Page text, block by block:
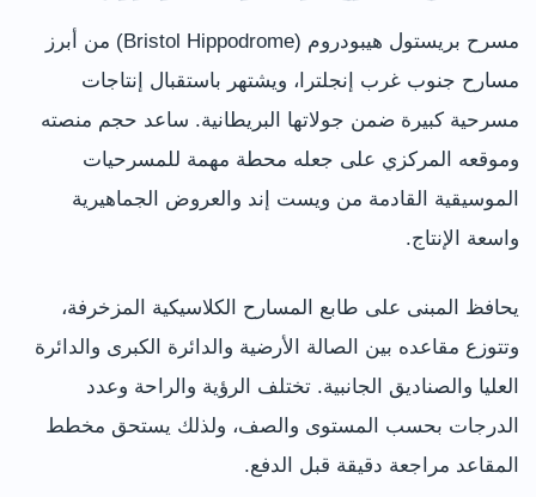
مسرح بريستول هيبودروم (Bristol Hippodrome) من أبرز
مسارح جنوب غرب إنجلترا، ويشتهر باستقبال إنتاجات
مسرحية كبيرة ضمن جولاتها البريطانية. ساعد حجم منصته
وموقعه المركزي على جعله محطة مهمة للمسرحيات
الموسيقية القادمة من ويست إند والعروض الجماهيرية
واسعة الإنتاج.
يحافظ المبنى على طابع المسارح الكلاسيكية المزخرفة،
وتتوزع مقاعده بين الصالة الأرضية والدائرة الكبرى والدائرة
العليا والصناديق الجانبية. تختلف الرؤية والراحة وعدد
الدرجات بحسب المستوى والصف، ولذلك يستحق مخطط
المقاعد مراجعة دقيقة قبل الدفع.